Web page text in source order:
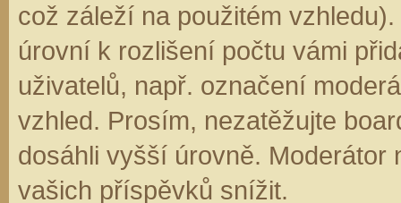
což záleží na použitém
úrovní k rozlišení počtu vámi
uživatelů, např. označení
vzhled. Prosím, nezatěžujte
dosáhli vyšší úrovně. Moderátor
vašich příspěvků snížit.